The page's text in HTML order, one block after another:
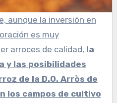
aunque la inversión en
es muy
arroces de calidad, la
y las posibilidades
de la D.O. Arròs de
los campos de cultivo